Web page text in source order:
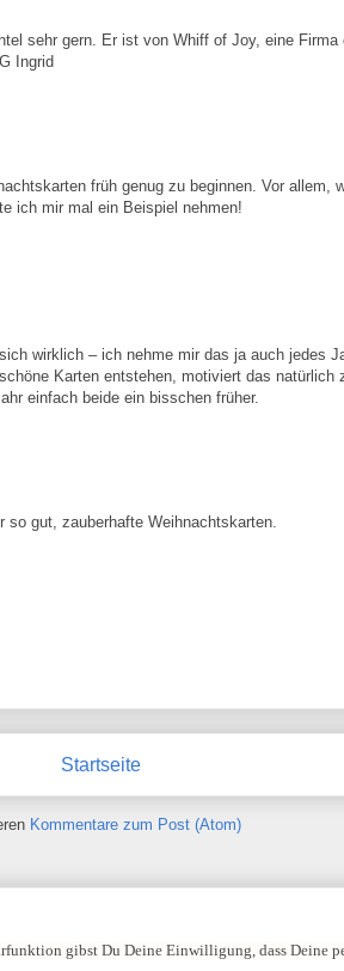
sehr gern. Er ist von Whiff of Joy, eine Firma
Ingrid
früh genug zu beginnen. Vor allem,
ich mir mal ein Beispiel nehmen!
wirklich – ich nehme mir das ja auch jedes
Karten entstehen, motiviert das natürlich
einfach beide ein bisschen früher.
so gut, zauberhafte Weihnachtskarten.
Startseite
Kommentare zum Post (Atom)
gibst Du Deine Einwilligung, dass Deine